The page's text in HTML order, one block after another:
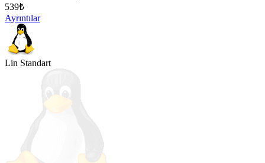
539₺
Ayrıntılar
Lin Standart